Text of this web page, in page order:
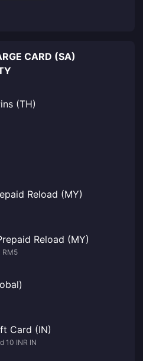
CARD (SA)
(TH)
Reload (MY)
Reload (MY)
RM5
Card (IN)
10 INR IN